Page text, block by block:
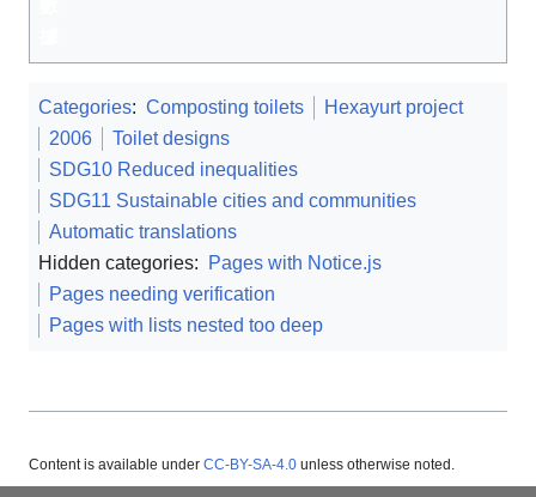
Categories: Composting toilets
Hexayurt project
2006
Toilet designs
SDG10 Reduced inequalities
SDG11 Sustainable cities and communities
Automatic translations
Hidden categories:
Pages with Notice.js
Pages needing verification
Pages with lists nested too deep
Content is available under CC-BY-SA-4.0 unless otherwise noted.